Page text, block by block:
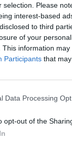
selection. Please
interest-based
to third
of your
This information
Participants that
Data Processing
opt-out of the